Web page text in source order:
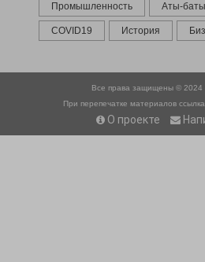
Промышленность Аты-баты
COVID19 История
Все права защищены © 2024
При перепечатке материалов
О проекте